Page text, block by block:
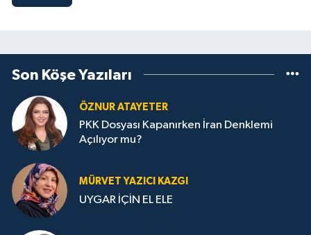
Son Köşe Yazıları
ÖZNUR ATAYETER
PKK Dosyası Kapanırken İran Denklemi
Açılıyor mu?
MÜRVET YAZICI KAZGI
UYGAR İÇİN EL ELE